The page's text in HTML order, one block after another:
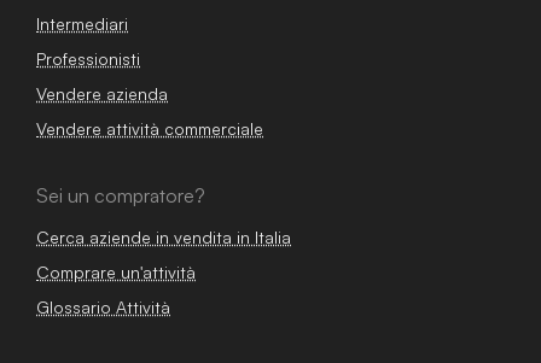
Intermediari
Professionisti
Vendere azienda
Vendere attività commerciale
Sei un compratore?
Cerca aziende in vendita in Italia
Comprare un'attività
Glossario Attività